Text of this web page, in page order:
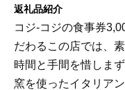
返礼品紹介
コジ-コジの食事券
だわるこの店では、
時間と手間を惜しま
窯を使ったイタリア